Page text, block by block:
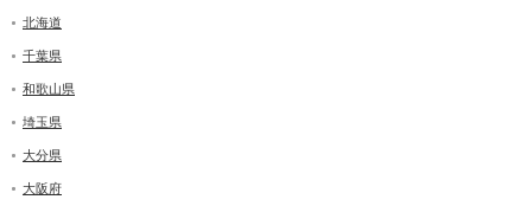
北海道
千葉県
和歌山県
埼玉県
大分県
大阪府